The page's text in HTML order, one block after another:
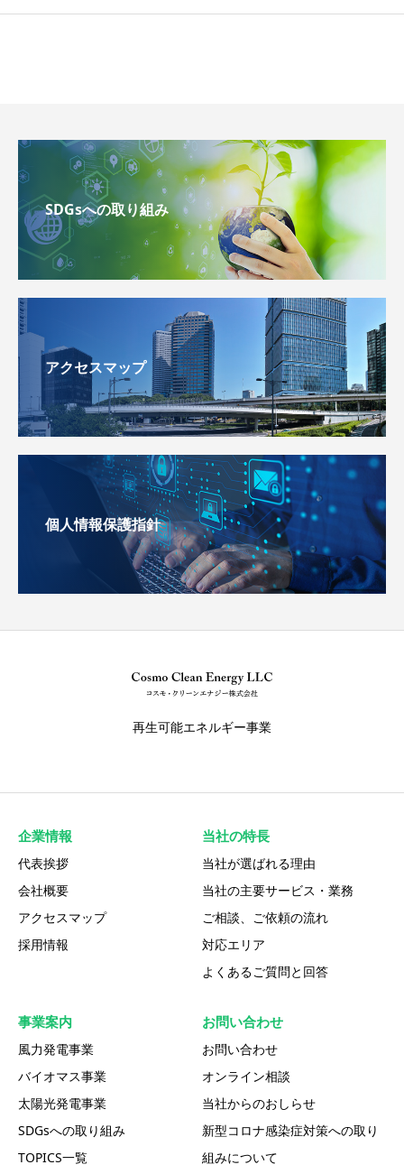
SDGsへの取り組み
アクセスマップ
個人情報保護指針
再生可能エネルギー事業
企業情報
代表挨拶
会社概要
アクセスマップ
採用情報
当社の特長
当社が選ばれる理由
当社の主要サービス・業務
ご相談、ご依頼の流れ
対応エリア
よくあるご質問と回答
事業案内
風力発電事業
バイオマス事業
太陽光発電事業
SDGsへの取り組み
TOPICS一覧
お問い合わせ
お問い合わせ
オンライン相談
当社からのおしらせ
新型コロナ感染症対策への取り
組みについて